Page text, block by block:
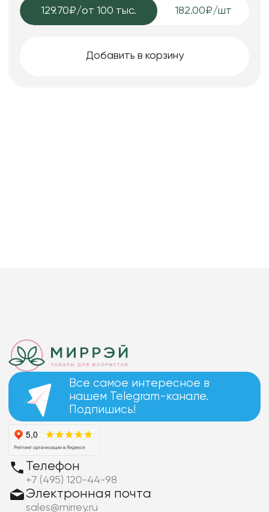
129.70₽/от 100 тыс. 182.00₽/шт
Добавить в корзину
Все самое интересное в
нашем Telegram-канале.
Подпишись!
Телефон
+7 (495) 120-44-98
Электронная почта
sales@mirrey.ru